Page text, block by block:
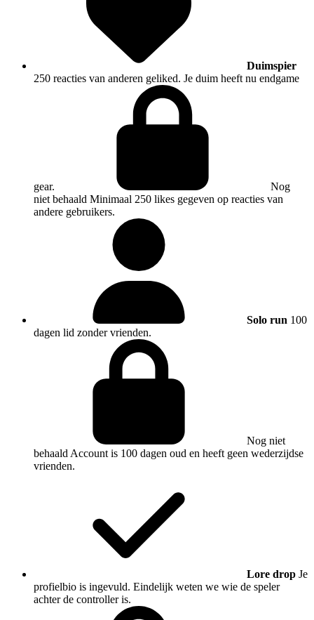
Duimspier
250 reacties van anderen geliked. Je duim heeft nu endgame
gear.
Nog
niet behaald Minimaal 250 likes gegeven op reacties van
andere gebruikers.
Solo run 100
dagen lid zonder vrienden.
Nog niet
behaald Account is 100 dagen oud en heeft geen wederzijdse
vrienden.
Lore drop Je
profielbio is ingevuld. Eindelijk weten we wie de speler
achter de controller is.